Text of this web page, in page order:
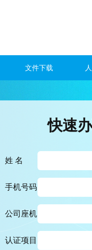
快速
姓 名
手机号码
公司座机
认证项目
文件下载